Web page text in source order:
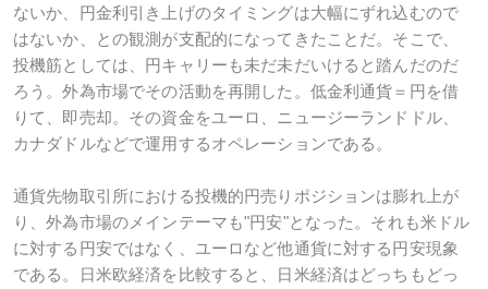
ないか、円金利引き上げのタイミングは大幅にずれ込むので
はないか、との観測が支配的になってきたことだ。そこで、
投機筋としては、円キャリーも未だ未だいけると踏んだのだ
ろう。外為市場でその活動を再開した。低金利通貨＝円を借
りて、即売却。その資金をユーロ、ニュージーランドドル、
カナダドルなどで運用するオペレーションである。
通貨先物取引所における投機的円売りポジションは膨れ上が
り、外為市場のメインテーマも"円安"となった。それも米ドル
に対する円安ではなく、ユーロなど他通貨に対する円安現象
である。日米欧経済を比較すると、日米経済はどっちもどっ